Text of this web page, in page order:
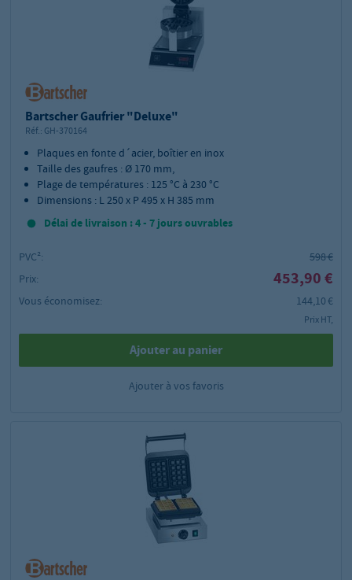
Bartscher Gaufrier "Deluxe"
Réf.: GH-370164
Plaques en fonte d´acier, boîtier en inox
Taille des gaufres : Ø 170 mm,
Plage de températures : 125 °C à 230 °C
Dimensions : L 250 x P 495 x H 385 mm
Délai de livraison : 4 - 7 jours ouvrables
PVC²:
598 €
Prix:
453,90 €
Vous économisez: 144,10 €
Prix HT,
Ajouter au panier
Ajouter à vos favoris